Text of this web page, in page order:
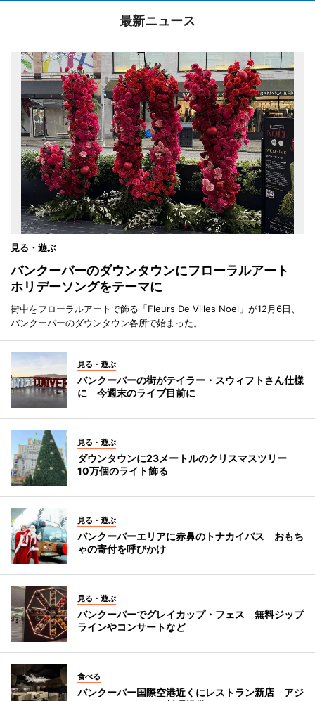
最新ニュース
見る・遊ぶ
バンクーバーのダウンタウンにフローラルアート
ホリデーソングをテーマに
街中をフローラルアートで飾る「Fleurs De Villes Noel」が12月6日、
バンクーバーのダウンタウン各所で始まった。
見る・遊ぶ
バンクーバーの街がテイラー・スウィフトさん仕様
に 今週末のライブ目前に
見る・遊ぶ
ダウンタウンに23メートルのクリスマスツリー
10万個のライト飾る
見る・遊ぶ
バンクーバーエリアに赤鼻のトナカイバス おもち
ゃの寄付を呼びかけ
見る・遊ぶ
バンクーバーでグレイカップ・フェス 無料ジップ
ラインやコンサートなど
食べる
バンクーバー国際空港近くにレストラン新店 アジ